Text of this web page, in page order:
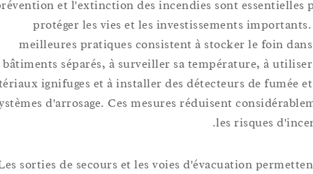
prévention et l'extinction des incendies sont
protéger les vies et les investissements
meilleures pratiques consistent à stocker le foin
bâtiments séparés, à surveiller sa température, à
matériaux ignifuges et à installer des détecteurs de
systèmes d'arrosage. Ces mesures réduisent
les risques
Les sorties de secours et les voies d'évacuation